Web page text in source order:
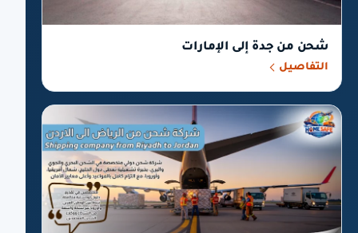
شحن من جدة إلى الإمارات
التفاصيل